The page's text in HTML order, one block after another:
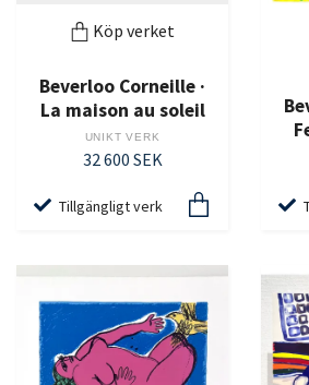
Köp verket
Beverloo Corneille ·
La maison au soleil
UNIKT VERK
32 600 SEK
Tillgängligt verk